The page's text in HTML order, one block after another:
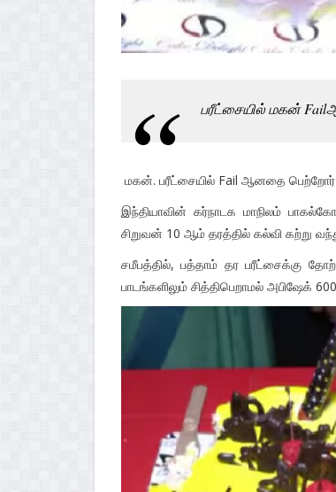
பரீட்சையில் மகன்
மகன். பரீட்சையில் Fail ஆனதை பெற்றோர்
இந்தியாவின் கர்நாடக மாநிலம்
சிறுவன் 10 ஆம் தரத்தில் கல்வி கற்று
சமீபத்தில், பத்தாம் தர பரீட்சைக்கு
பாடங்களிலும் சித்திபெறாமல் அபிஷேக்